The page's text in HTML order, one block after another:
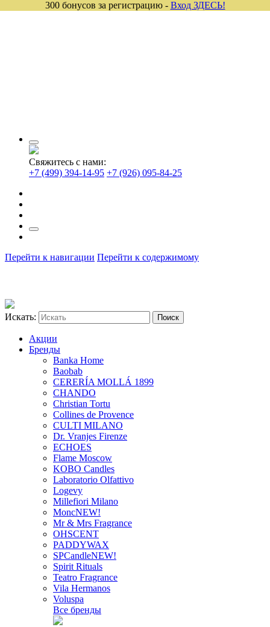
Свяжитесь с нами:
+7 (499) 394-14-95 +7 (926) 095-84-25
Перейти к навигации Перейти к содержимому
Искать:
Акции
Бренды
Banka Home
Baobab
CERERÍA MOLLÁ 1899
CHANDO
Christian Tortu
Collines de Provence
CULTI MILANO
Dr. Vranjes Firenze
ECHOES
Flame Moscow
KOBO Candles
Laboratorio Olfattivo
Logevy
Millefiori Milano
MoncNEW!
Mr & Mrs Fragrance
OHSCENT
PADDYWAX
SPCandleNEW!
Spirit Rituals
Teatro Fragrance
Vila Hermanos
Voluspa
Все бренды
300 бонусов за регистрацию - Вход ЗДЕСЬ!